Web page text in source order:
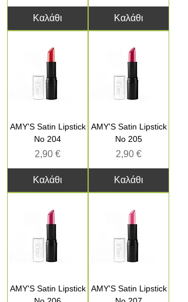
Καλάθι Καλάθι
AMY'S Satin Lipstick
No 204
Τιμή
2,90 €
Καλάθι
AMY'S Satin Lipstick
No 205
Τιμή
2,90 €
Καλάθι
AMY'S Satin Lipstick AMY'S Satin Lipstick